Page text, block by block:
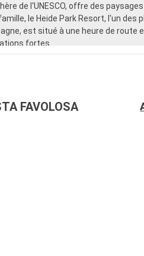
de l'UNESCO, offre des
le Heide Park Resort, l'un des
est situé à une heure de route
fortes.
FAVOLOSA